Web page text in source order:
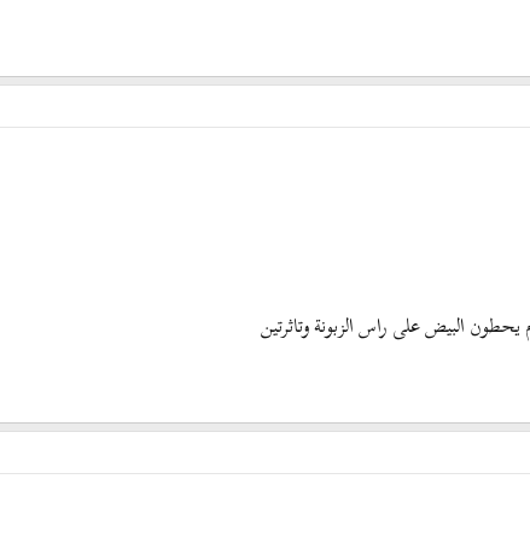
البيض على راس الزبونة وتاثرتين